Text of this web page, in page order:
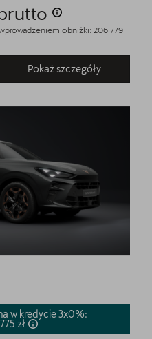
obniżki: 206 779
Pokaż szczegóły
w kredycie 3x0%:
zł